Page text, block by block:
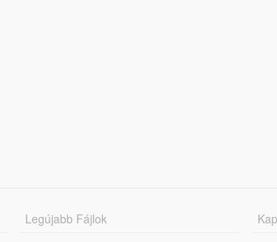
Legújabb Fájlok